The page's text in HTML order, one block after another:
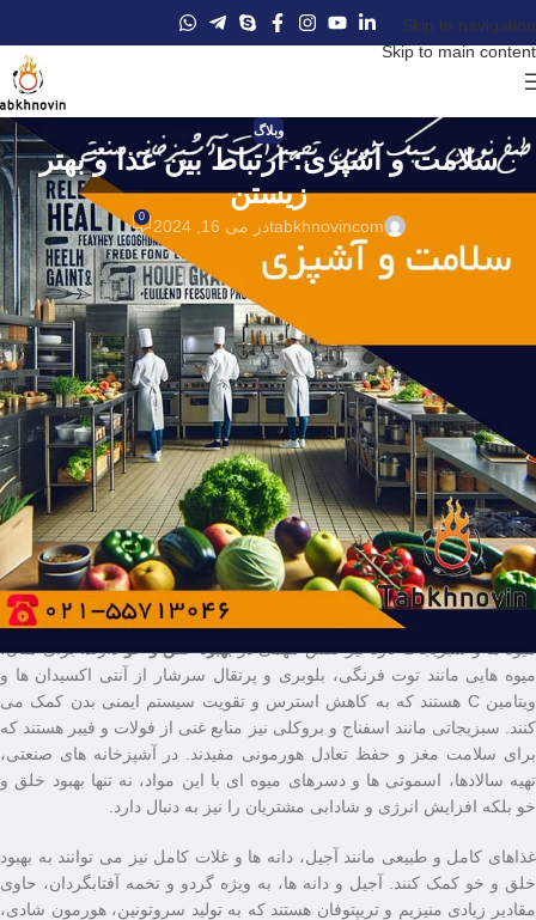
Skip to navigation
Skip to main content
وبلاگ
سلامت و آشپزی: ارتباط بین غذا و بهتر
زیستن
tabkhnovincomدر می 16, 2024 0
غذاهایی که به بهبود خلق و خو کمک می کنند
در آشپزخانه ‌های صنعتی، تهیه نوع خاصی غذا که به بهبود خلق و خو کمک می‌
کنند، می ‌تواند تجربه ‌ای مثبت و سلامت‌ بخش برای مشتریان آن غذا فراهم
آورد. یکی از این غذاها، ماهی ‌های چرب مانند سالمون و تن هستند که غنی از
اسید های چرب امگا-۳ می‌باشند. امگا ۳ به کاهش التهاب مغز و بهبود عملکرد
مغزی کمک می ‌کند و می‌ تواند علائم افسردگی و اضطراب را کاهش دهد.
گنجاندن این ماهی ‌ها در منوی غذایی نه تنها به بهبود خلق و خو کمک می ‌کند،
بلکه منبعی عالی از پروتئین و ویتامین ‌های ضروری نیز به شمار می ‌رود.
میوه‌ ها و سبزیجات تازه نیز نقش مهمی دربهبود خلق و خودارند. برای مثال،
میوه ‌هایی مانند توت ‌فرنگی، بلوبری و پرتقال سرشار از آنتی ‌اکسیدان ‌ها و
ویتامین C هستند که به کاهش استرس و تقویت سیستم ایمنی بدن کمک می
‌کنند. سبزیجاتی مانند اسفناج و بروکلی نیز منابع غنی از فولات و فیبر هستند که
برای سلامت مغز و حفظ تعادل هورمونی مفیدند. در آشپزخانه ‌های صنعتی،
تهیه سالادها، اسموتی ‌ها و دسرهای میوه ‌ای با این مواد، نه تنها بهبود خلق و
خو بلکه افزایش انرژی و شادابی مشتریان را نیز به دنبال دارد.
غذاهای کامل و طبیعی مانند آجیل، دانه‌ ها و غلات کامل نیز می ‌توانند به بهبود
خلق و خو کمک کنند. آجیل و دانه ‌ها، به‌ ویژه گردو و تخمه آفتابگردان، حاوی
مقادیر زیادی منیزیم و تریپتوفان هستند که به تولید سروتونین، هورمون شادی،